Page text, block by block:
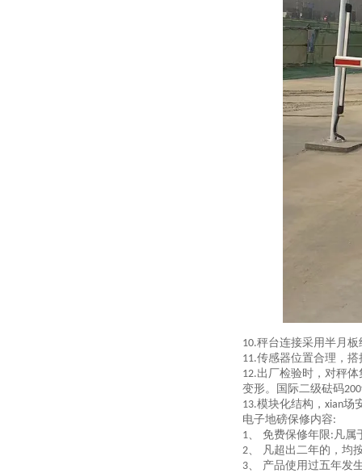
10.秤台连接采用半月
11.传感器位置合理，
12.出厂检验时，对秤
变形。国际二级砝码
13.模块化结构， xian场
电子地磅保修内容:
1、 免费保修年限: 凡属
2、 凡超出二年的，均
3、 产品使用过五年发